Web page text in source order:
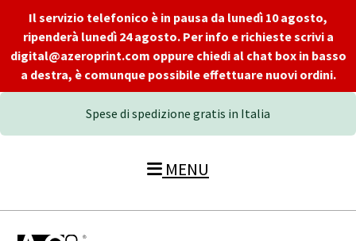
Il servizio telefonico è in pausa da lunedì 10 agosto,
ripenderà lunedì 24 agosto. Per info e richieste scrivi a
digital@azeroprint.com oppure chiedi al chat box in basso
a destra, è comunque possibile effettuare nuovi ordini.
Spese di spedizione gratis in Italia
MENU